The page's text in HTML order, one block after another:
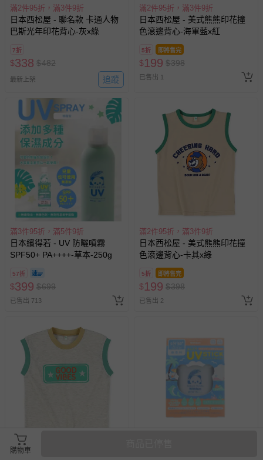
滿2件95折，滿3件9折
日本西松屋 - 聯名款 卡通人物
巴斯光年印花背心-灰x綠
7折
$338 $482
最新上架 追蹤
滿2件95折，滿3件9折
日本西松屋 - 美式熊熊印花撞
色滾邊背心-海軍藍x紅
5折 即將售完
$199 $398
已售出 1
滿3件95折，滿5件9折
日本繽得若 - UV 防曬噴霧
SPF50+ PA++++-草本-250g
57折
$399 $699
已售出 713
滿2件95折，滿3件9折
日本西松屋 - 美式熊熊印花撞
色滾邊背心-卡其x綠
5折 即將售完
$199 $398
已售出 2
滿2件95折，滿3件9折
購物車